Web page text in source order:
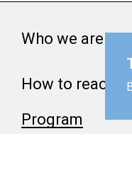
Who we are
How to reach
Program